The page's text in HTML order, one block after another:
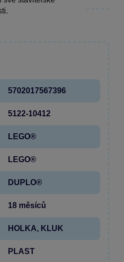
5702017567396
5122-10412
LEGO®
LEGO®
DUPLO®
18 měsíců
HOLKA, KLUK
PLAST